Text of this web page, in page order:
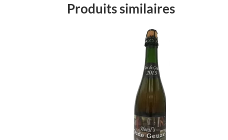
Produits similaires